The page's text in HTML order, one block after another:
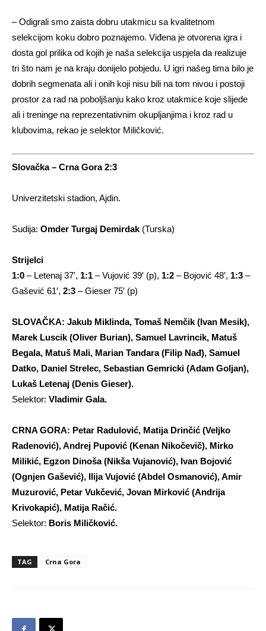
– Odigrali smo zaista dobru utakmicu sa kvalitetnom
selekcijom koku dobro poznajemo. Viđena je otvorena igra i
dosta gol prilika od kojih je naša selekcija uspjela da realizuje
tri što nam je na kraju donijelo pobjedu. U igri našeg tima bilo je
dobrih segmenata ali i onih koji nisu bili na tom nivou i postoji
prostor za rad na poboljšanju kako kroz utakmice koje slijede
ali i treninge na reprezentativnim okupljanjima i kroz rad u
klubovima, rekao je selektor Miličković.
Slovačka – Crna Gora 2:3
Univerzitetski stadion, Ajdin.
Sudija: Omder Turgaj Demirdak (Turska)
Strijelci
1:0 – Letenaj 37′, 1:1 – Vujović 39′ (p), 1:2 – Bojović 48′, 1:3 –
Gašević 61′, 2:3 – Gieser 75′ (p)
SLOVAČKA: Jakub Miklinda, Tomaš Nemčik (Ivan Mesik),
Marek Luscik (Oliver Burian), Samuel Lavrincik, Matuš
Begala, Matuš Mali, Marian Tandara (Filip Nađ), Samuel
Datko, Daniel Strelec, Sebastian Gemricki (Adam Goljan),
Lukaš Letenaj (Denis Gieser).
Selektor: Vladimir Gala.
CRNA GORA: Petar Radulović, Matija Drinčić (Veljko
Radenović), Andrej Pupović (Kenan Nikočevič), Mirko
Milikić, Egzon Dinoša (Nikša Vujanović), Ivan Bojović
(Ognjen Gašević), Ilija Vujović (Abdel Osmanović), Amir
Muzurović, Petar Vukčević, Jovan Mirković (Andrija
Krivokapić), Matija Račić.
Selektor: Boris Miličković.
TAG Crna Gora